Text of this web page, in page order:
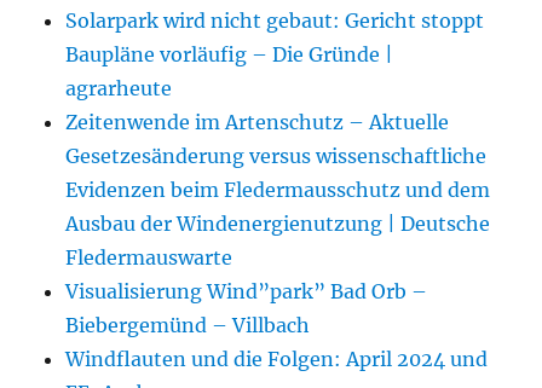
Solarpark wird nicht gebaut: Gericht stoppt
Baupläne vorläufig – Die Gründe |
agrarheute
Zeitenwende im Artenschutz – Aktuelle
Gesetzesänderung versus wissenschaftliche
Evidenzen beim Fledermausschutz und dem
Ausbau der Windenergienutzung | Deutsche
Fledermauswarte
Visualisierung Wind”park” Bad Orb –
Biebergemünd – Villbach
Windflauten und die Folgen: April 2024 und